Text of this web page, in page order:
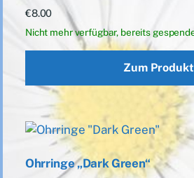
€8.00
Zum Produkt
Ohrringe „Dark Green“